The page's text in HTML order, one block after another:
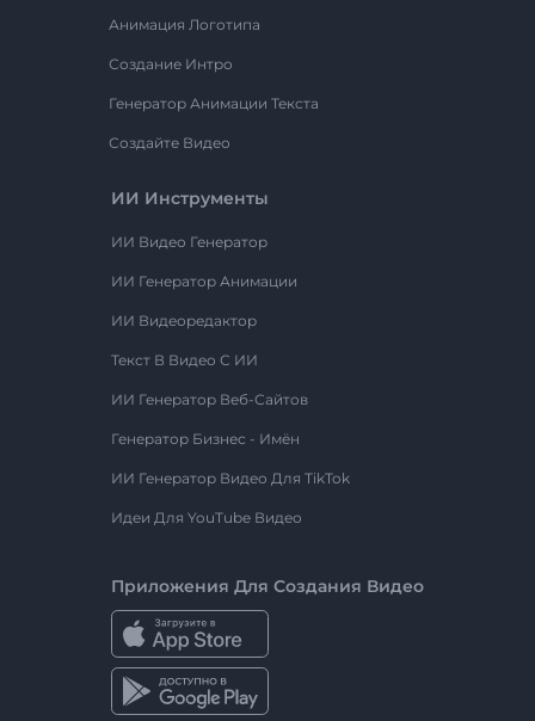
Анимация Логотипа
Создание Интро
Генератор Анимации Текста
Создайте Видео
ИИ Инструменты
ИИ Видео Генератор
ИИ Генератор Анимации
ИИ Видеоредактор
Текст В Видео С ИИ
ИИ Генератор Веб-Сайтов
Генератор Бизнес - Имён
ИИ Генератор Видео Для TikTok
Идеи Для YouTube Видео
Приложения Для Создания Видео